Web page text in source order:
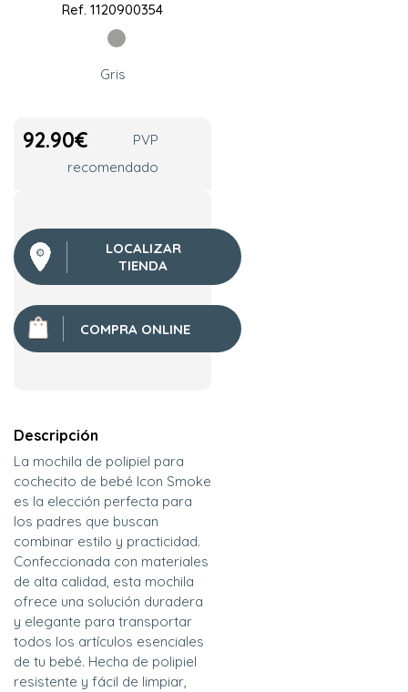
Ref.1120900354
Gris
92.90€
PVP
recomendado
LOCALIZAR
TIENDA
COMPRA ONLINE
Descripción
La mochila de polipiel para
cochecito de bebé Icon Smoke
es la elección perfecta para
los padres que buscan
combinar estilo y practicidad.
Confeccionada con materiales
de alta calidad, esta mochila
ofrece una solución duradera
y elegante para transportar
todos los artículos esenciales
de tu bebé. Hecha de polipiel
resistente y fácil de limpiar,